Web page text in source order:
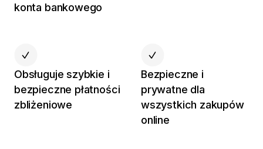
konta bankowego
Obsługuje szybkie i
bezpieczne płatności
zbliżeniowe
Bezpieczne i
prywatne dla
wszystkich zakupów
online